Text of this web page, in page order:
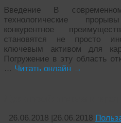
Введение В
технологические
конкурентное
становятся не просто
ключевым активом для
Погружение в эту область
… Читать онлайн →
26.06.2018 |26.06.2018